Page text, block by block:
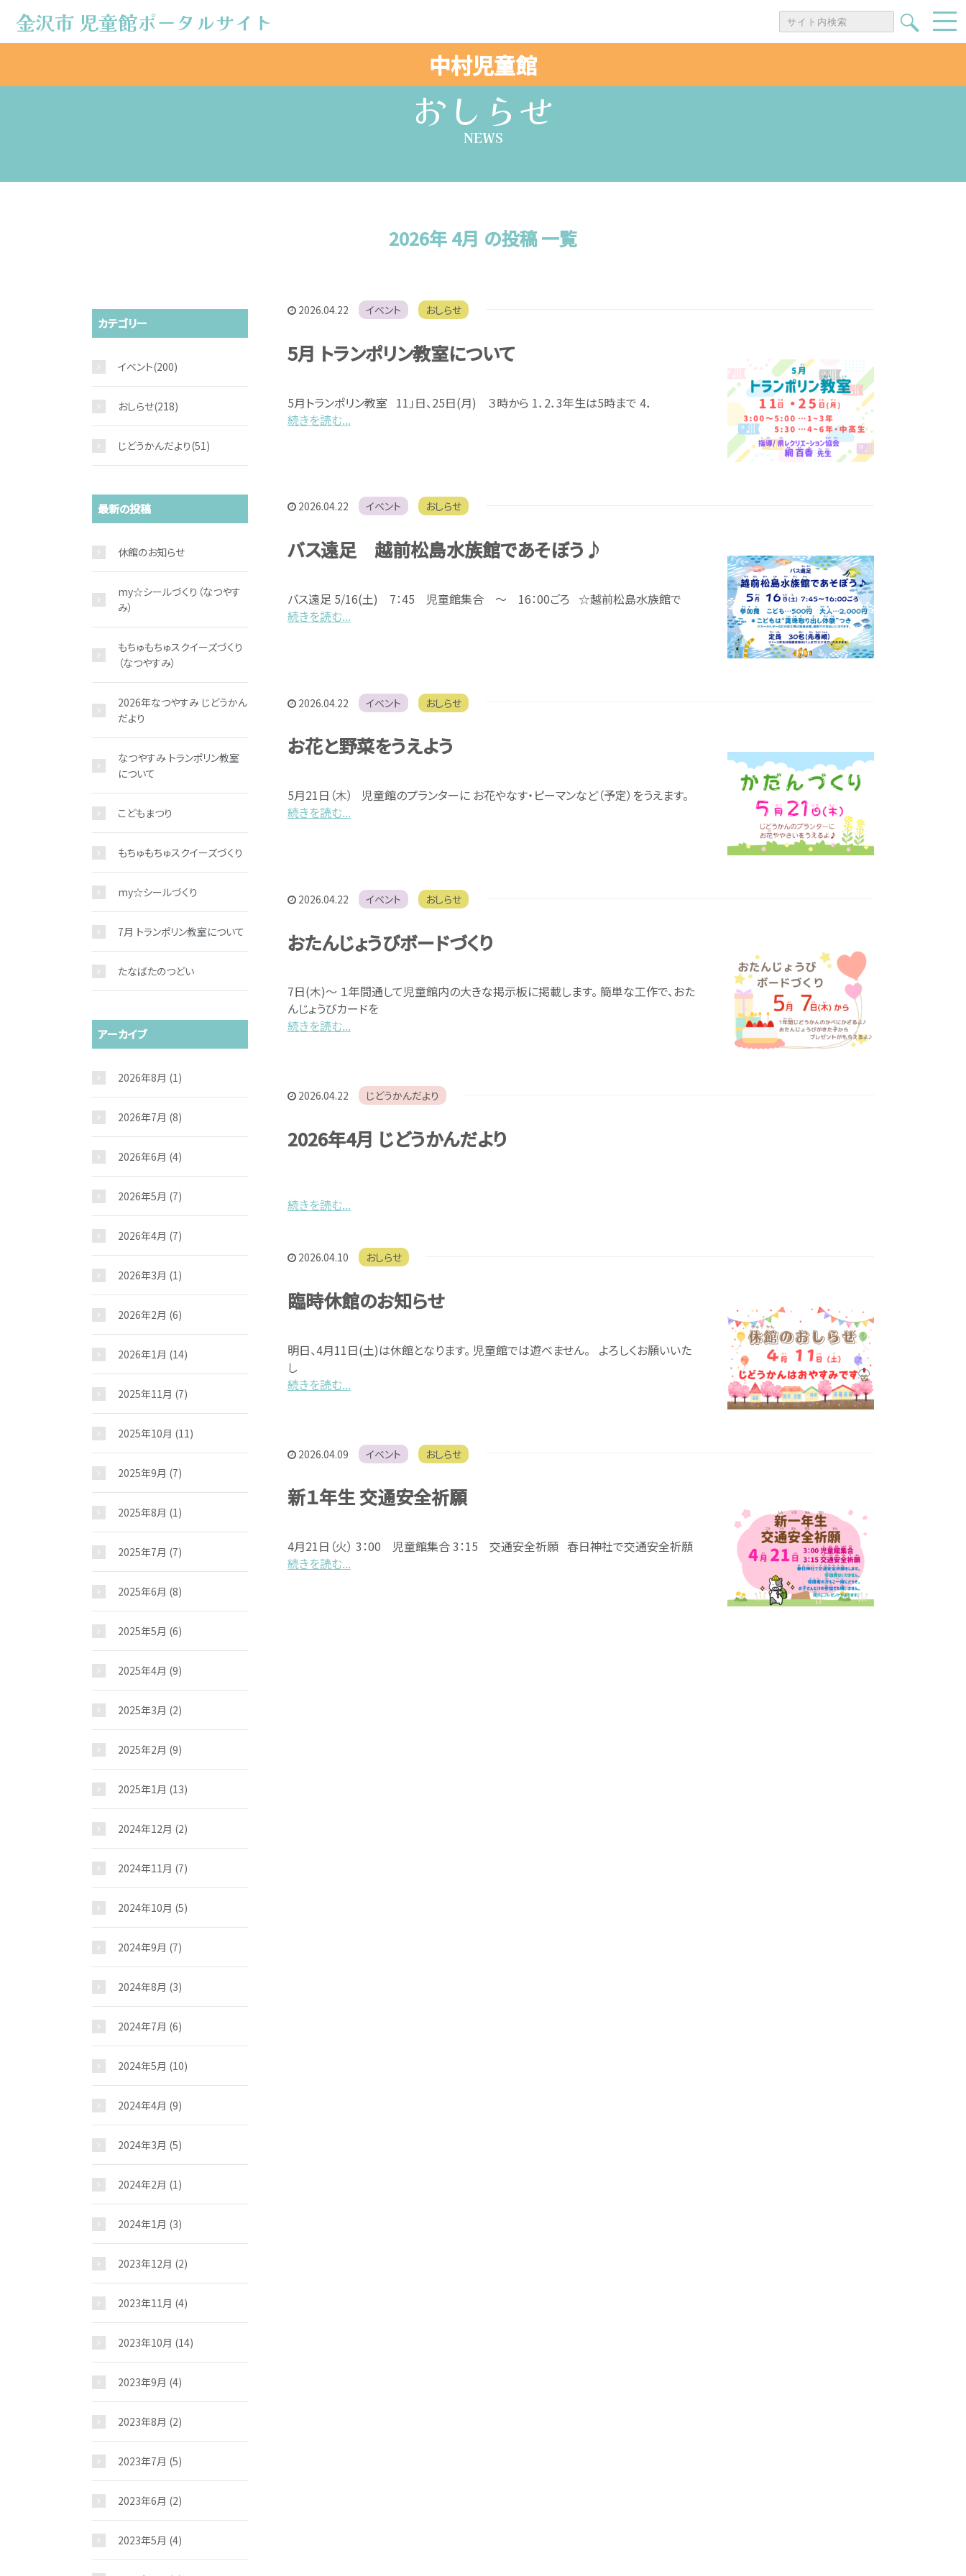
金沢市 児童館ポータルサイト
金沢市 児童館ポータルサイト
お問い合わせ
中村児童館
じどうかんだより
スケジュール
おしらせ
NEWS
2026年 4月 の投稿 一覧
2026.04.22 イベント おしらせ
5月 トランポリン教室について
5月トランポリン教室 11」日、25日(月) ３時から 1．2．3年生は5時まで 4．
続きを読む...
2026.04.22 イベント おしらせ
バス遠足 越前松島水族館であそぼう♪
バス遠足 5/16(土) 7：45 児童館集合 ～ 16：00ごろ ☆越前松島水族館で
続きを読む...
2026.04.22 イベント おしらせ
お花と野菜をうえよう
5月21日（木） 児童館のプランターに お花やなす・ピーマンなど（予定）をうえます。
続きを読む...
2026.04.22 イベント おしらせ
おたんじょうびボードづくり
7日(木)～ １年間通して児童館内の大きな掲示板に掲載します。 簡単な工作で、おた
んじょうびカードを
続きを読む...
2026.04.22 じどうかんだより
2026年4月 じどうかんだより
続きを読む...
2026.04.10 おしらせ
臨時休館のお知らせ
明日、4月11日(土)は休館となります。 児童館では遊べません。 よろしくお願いいた
し
続きを読む...
2026.04.09 イベント おしらせ
新１年生 交通安全祈願
4月21日（火） 3：00 児童館集合 3：15 交通安全祈願 春日神社で交通安全祈願
続きを読む...
カテゴリー
イベント(200)
おしらせ(218)
じどうかんだより(51)
最新の投稿
休館のお知らせ
my☆シールづくり（なつやす
み）
もちゅもちゅスクイーズづくり
（なつやすみ）
2026年なつやすみ じどうかん
だより
なつやすみ トランポリン教室
について
こどもまつり
もちゅもちゅスクイーズづくり
my☆シールづくり
7月 トランポリン教室について
たなばたのつどい
アーカイブ
2026年8月 (1)
2026年7月 (8)
2026年6月 (4)
2026年5月 (7)
2026年4月 (7)
2026年3月 (1)
2026年2月 (6)
2026年1月 (14)
2025年11月 (7)
2025年10月 (11)
2025年9月 (7)
2025年8月 (1)
2025年7月 (7)
2025年6月 (8)
2025年5月 (6)
2025年4月 (9)
2025年3月 (2)
2025年2月 (9)
2025年1月 (13)
2024年12月 (2)
2024年11月 (7)
2024年10月 (5)
2024年9月 (7)
2024年8月 (3)
2024年7月 (6)
2024年5月 (10)
2024年4月 (9)
2024年3月 (5)
2024年2月 (1)
2024年1月 (3)
2023年12月 (2)
2023年11月 (4)
2023年10月 (14)
2023年9月 (4)
2023年8月 (2)
2023年7月 (5)
2023年6月 (2)
2023年5月 (4)
中村児童館